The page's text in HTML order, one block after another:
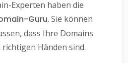
Experten haben die
Guru. Sie können
dass Ihre Domains
Händen sind.